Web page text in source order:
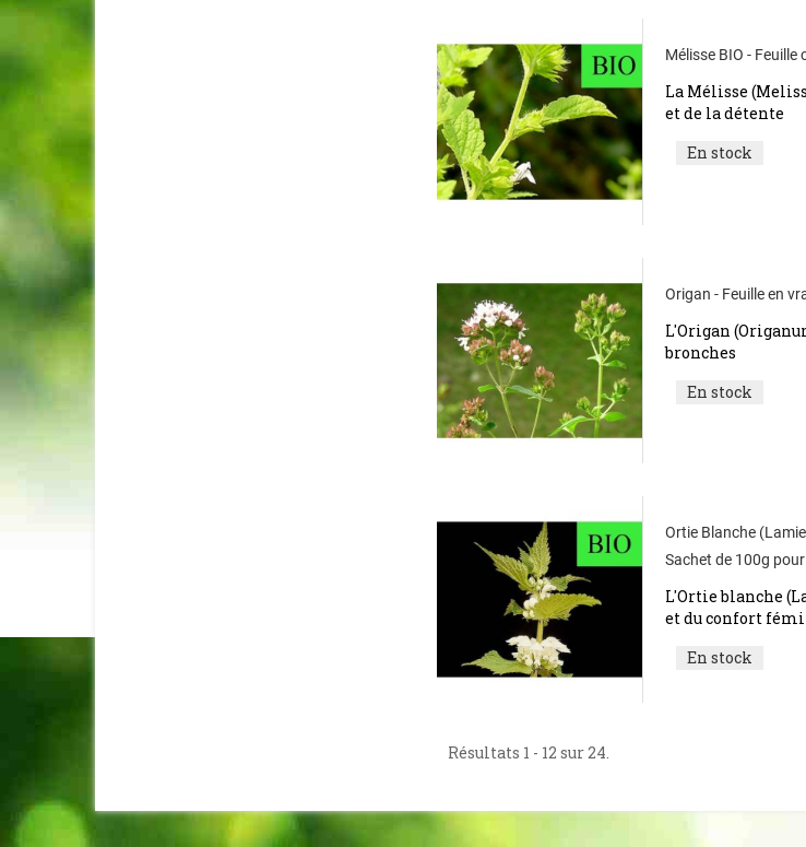
Mélisse BIO -
La Mélisse
et de la détente
En stock
Origan - Feuille en
L'Origan
bronches
En stock
Ortie Blanche
Sachet de 100g
L'Ortie blanche
et du confort
En stock
Résultats 1 - 12 sur 24.